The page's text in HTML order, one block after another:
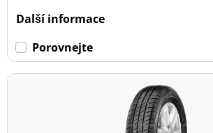
Další informace
Porovnejte